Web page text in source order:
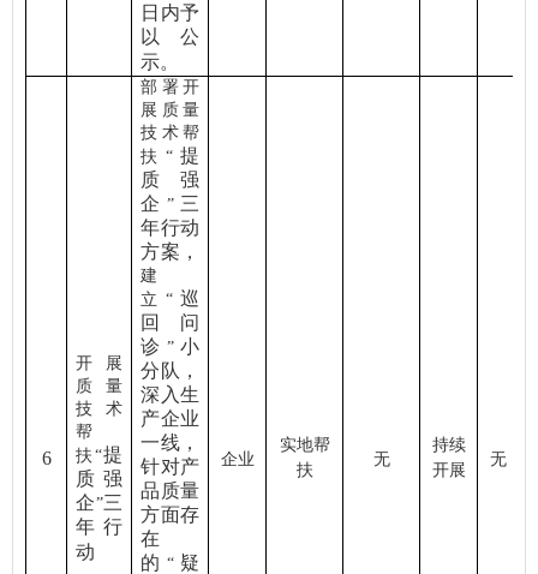
日内予
以公
示。
6
开展
质量
技术
帮
扶 “提
质强
企”三
年行
动
部署开
展质量
技术帮
扶 “提
质强
企 ”三
年行动
方案，
建
立 “巡
回问
诊 ”小
分队，
深入生
产企业
一线，
针对产
品质量
方面存
在
的 “疑
企业
实地帮
扶
无
持续
开展
无